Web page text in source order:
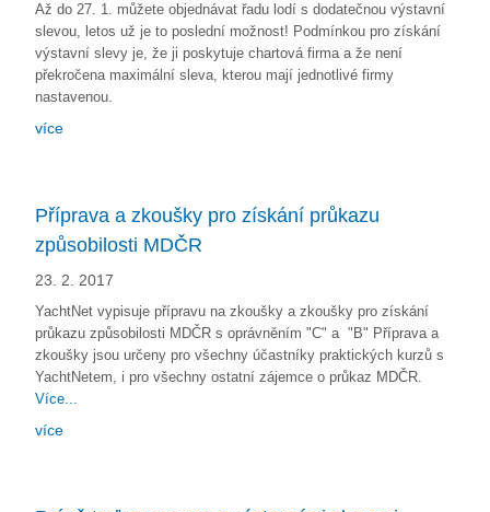
Až do 27. 1. můžete objednávat řadu lodí s dodatečnou výstavní
slevou, letos už je to poslední možnost! Podmínkou pro získání
výstavní slevy je, že ji poskytuje chartová firma a že není
překročena maximální sleva, kterou mají jednotlivé firmy
nastavenou.
více
Příprava a zkoušky pro získání průkazu
způsobilosti MDČR
23. 2. 2017
YachtNet vypisuje přípravu na zkoušky a zkoušky pro získání
průkazu způsobilosti MDČR s oprávněním "C" a "B" Příprava a
zkoušky jsou určeny pro všechny účastníky praktických kurzů s
YachtNetem, i pro všechny ostatní zájemce o průkaz MDČR.
Více...
více